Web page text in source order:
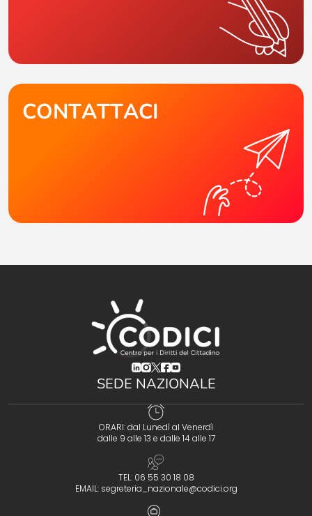
CONTATTACI
(opens in a new tab)
(opens in a new tab)
(opens in a new tab)
(opens in a new tab)
(opens in a new tab)
SEDE NAZIONALE
ORARI: dal Lunedì al Venerdì
dalle 9 alle 13 e dalle 14 alle 17
TEL: 06 55 30 18 08
EMAIL: segreteria_nazionale@codici.org